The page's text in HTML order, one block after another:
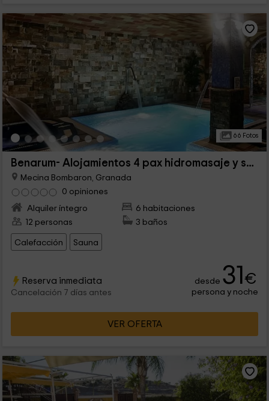
66 Fotos
Benarum- Alojamientos 4 pax hidromasaje y sauna
Mecina Bombaron, Granada
0 opiniones
Alquiler íntegro
6 habitaciones
12 personas
3 baños
Calefacción Sauna
Reserva inmediata
Cancelación 7 días antes
desde 31€
persona y noche
VER OFERTA